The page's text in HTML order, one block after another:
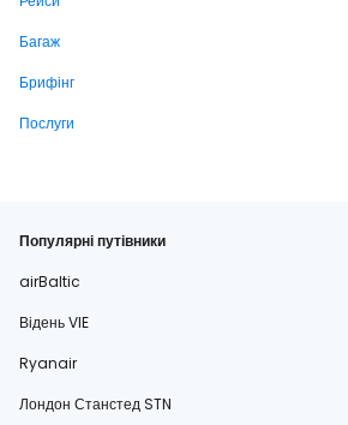
Багаж
Брифінг
Послуги
Популярні путівники
airBaltic
Відень VIE
Ryanair
Лондон Станстед STN